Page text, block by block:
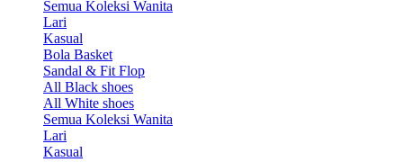
Semua Koleksi Wanita
Lari
Kasual
Bola Basket
Sandal & Fit Flop
All Black shoes
All White shoes
Semua Koleksi Wanita
Lari
Kasual